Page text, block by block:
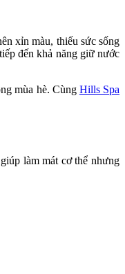
xỉn màu, thiếu sức sống
đến khả năng giữ nước
mùa hè. Cùng Hills Spa
làm mát cơ thể nhưng